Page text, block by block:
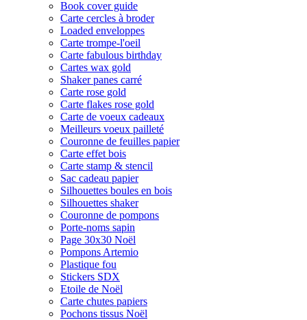
Book cover guide
Carte cercles à broder
Loaded enveloppes
Carte trompe-l'oeil
Carte fabulous birthday
Cartes wax gold
Shaker panes carré
Carte rose gold
Carte flakes rose gold
Carte de voeux cadeaux
Meilleurs voeux pailleté
Couronne de feuilles papier
Carte effet bois
Carte stamp & stencil
Sac cadeau papier
Silhouettes boules en bois
Silhouettes shaker
Couronne de pompons
Porte-noms sapin
Page 30x30 Noël
Pompons Artemio
Plastique fou
Stickers SDX
Etoile de Noël
Carte chutes papiers
Pochons tissus Noël